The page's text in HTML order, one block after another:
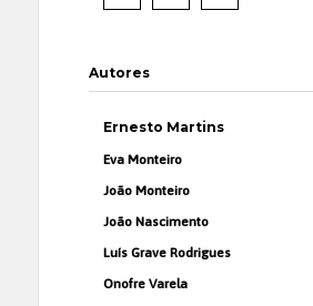
Autores
Ernesto Martins
Eva Monteiro
João Monteiro
João Nascimento
Luís Grave Rodrigues
Onofre Varela